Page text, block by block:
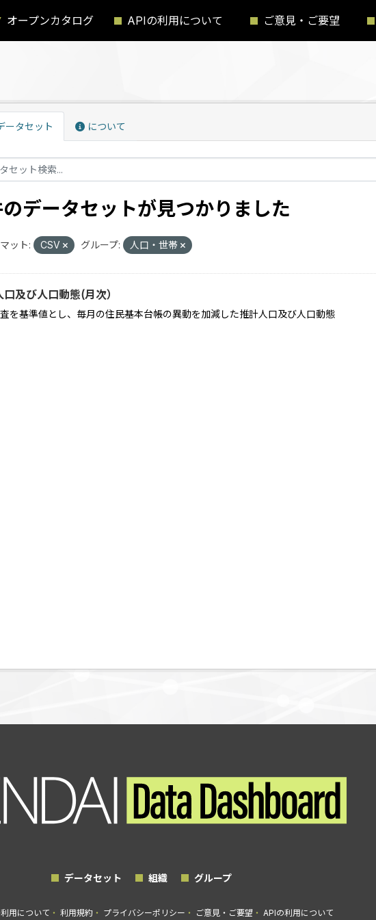
オープンカタログ APIの利用について ご意見・ご要望
ータセット について
のデータセットが見つかりました
ット: CSV グループ: 人口・世帯
及び人口動態(月次）
を基準値とし、毎月の住民基本台帳の異動を加減した推計人口及び人口動態
データセット 組織 グループ
用について 利用規約 プライバシーポリシー ご意見・ご要望 APIの利用について